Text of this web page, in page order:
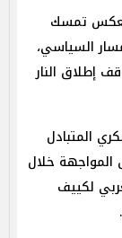
تعكس تمسك
السياسي،
إطلاق النار
المتبادل
المواجهة خلال
لكييف